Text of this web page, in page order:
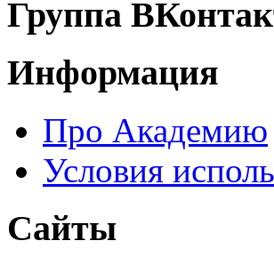
Группа
Информация
Про Академию
Условия
Сайты